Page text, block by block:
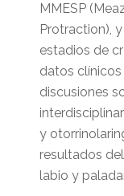
MMESP
Protraction),
estadios de
datos
discusiones
y
resultados
labio y